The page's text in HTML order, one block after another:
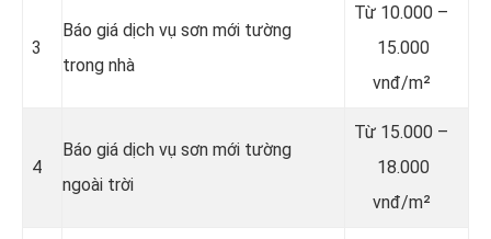
3
Báo giá dịch vụ sơn mới tường
trong nhà
Từ 10.000 –
15.000
vnđ/m²
4
Báo giá dịch vụ sơn mới tường
ngoài trời
Từ 15.000 –
18.000
vnđ/m²